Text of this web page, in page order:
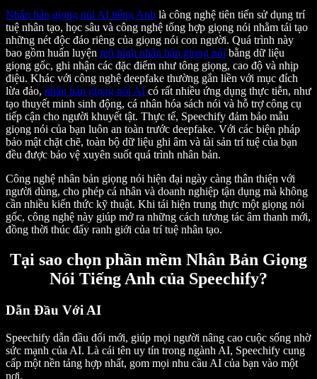
Nhân bản giọng nói AI tiếng Anh là công nghệ tiên tiến sử dụng trí
tuệ nhân tạo, học sâu và công nghệ tổng hợp giọng nói nhằm tái tạo
những nét độc đáo riêng của giọng nói con người. Quá trình này
bao gồm huấn luyện mô hình nhân bản giọng nói bằng dữ liệu
giọng gốc, ghi nhận các đặc điểm như tông giọng, cao độ và nhịp
điệu. Khác với công nghệ deepfake thường gắn liền với mục đích
lừa đảo, nhân bản giọng nói AI có rất nhiều ứng dụng thực tiễn, như
tạo thuyết minh sinh động, cá nhân hóa sách nói và hỗ trợ công cụ
tiếp cận cho người khuyết tật. Thực tế, Speechify đảm bảo mẫu
giọng nói của bạn luôn an toàn trước deepfake. Với các biện pháp
bảo mật chặt chẽ, toàn bộ dữ liệu ghi âm và tài sản trí tuệ của bạn
đều được bảo vệ xuyên suốt quá trình nhân bản.
Công nghệ nhân bản giọng nói hiện đại ngày càng thân thiện với
người dùng, cho phép cá nhân và doanh nghiệp tận dụng mà không
cần nhiều kiến thức kỹ thuật. Khi tái hiện trung thực một giọng nói
gốc, công nghệ này giúp mở ra những cách tương tác âm thanh mới,
đồng thời thúc đẩy ranh giới của trí tuệ nhân tạo.
Tại sao chọn phần mềm Nhân Bản Giọng
Nói Tiếng Anh của Speechify?
Dẫn Đầu Với AI
Speechify dẫn đầu đổi mới, giúp mọi người nâng cao cuộc sống nhờ
sức mạnh của AI. Là cái tên uy tín trong ngành AI, Speechify cung
cấp một nền tảng hợp nhất, gom mọi nhu cầu AI của bạn vào một
nơi.